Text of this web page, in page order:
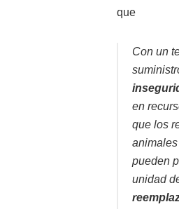
que
Con un
en
que los
pueden
unidad